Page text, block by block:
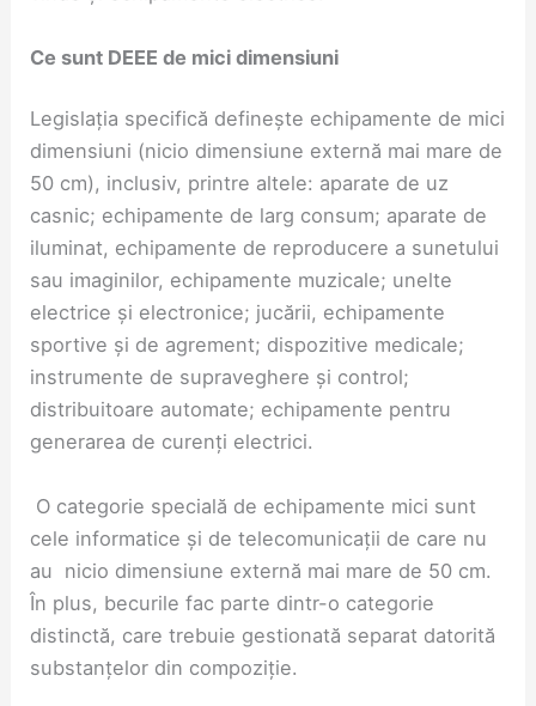
Ce sunt DEEE de mici dimensiuni
Legislația specifică definește echipamente de mici
dimensiuni (nicio dimensiune externă mai mare de
50 cm), inclusiv, printre altele: aparate de uz
casnic; echipamente de larg consum; aparate de
iluminat, echipamente de reproducere a sunetului
sau imaginilor, echipamente muzicale; unelte
electrice și electronice; jucării, echipamente
sportive și de agrement; dispozitive medicale;
instrumente de supraveghere și control;
distribuitoare automate; echipamente pentru
generarea de curenți electrici.
O categorie specială de echipamente mici sunt
cele informatice și de telecomunicații de care nu
au nicio dimensiune externă mai mare de 50 cm.
În plus, becurile fac parte dintr-o categorie
distinctă, care trebuie gestionată separat datorită
substanțelor din compoziție.